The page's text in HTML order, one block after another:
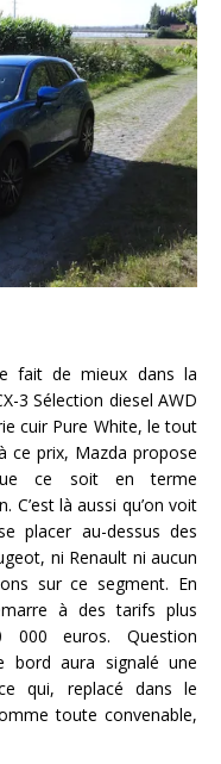
fait de mieux dans la
3 Sélection diesel AWD
cuir Pure White, le tout
ce prix, Mazda propose
ce soit en terme
C’est là aussi qu’on voit
placer au-dessus des
ni Renault ni aucun
sur ce segment. En
à des tarifs plus
euros. Question
bord aura signalé une
qui, replacé dans le
toute convenable,